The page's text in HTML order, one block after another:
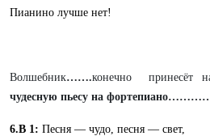
Пианино лучше нет!
Волшебник…….конечно принесёт
чудесную пьесу на
6.В 1: Песня — чудо, песня — свет,